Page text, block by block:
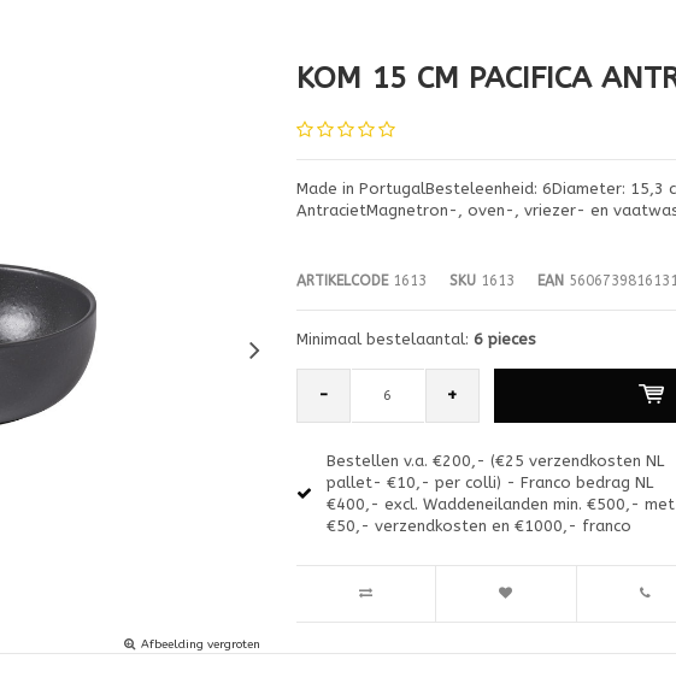
Afbeelding vergroten
KOM 15 CM PACIFICA
Made in PortugalBesteleenheid: 6Diameter: 15,3
AntracietMagnetron-, oven-, vriezer- en
ARTIKELCODE1613 SKU1613 EAN5606739816131
Minimaal bestelaantal: 6 pieces
- +
Bestellen v.a. €200,- (€25 verzendkosten NL
pallet- €10,- per colli) - Franco bedrag NL
€400,- excl. Waddeneilanden min. €500,- met
€50,- verzendkosten en €1000,- franco